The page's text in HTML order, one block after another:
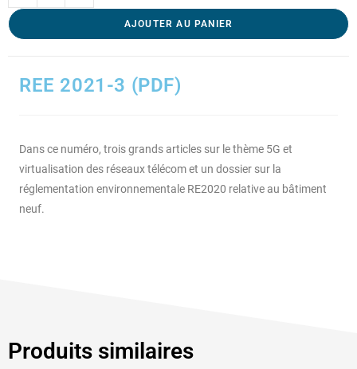
AJOUTER AU PANIER
REE 2021-3 (PDF)
Dans ce numéro, trois grands articles sur le thème 5G et
virtualisation des réseaux télécom et un dossier sur la
réglementation environnementale RE2020 relative au bâtiment
neuf.
Produits similaires